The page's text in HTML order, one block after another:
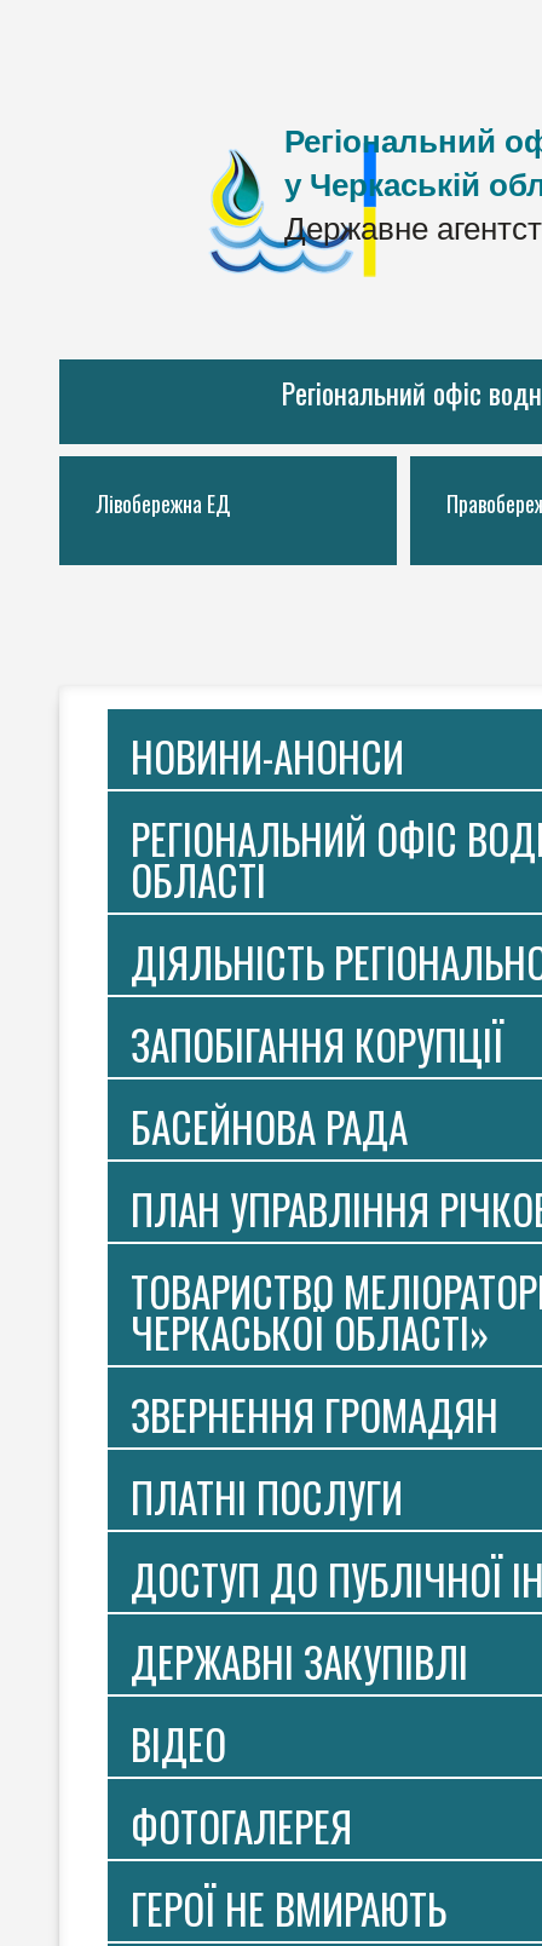
Регіональний
у Черкаській
Державне
Регіональний офіс
Лівобережна ЕД
НОВИНИ-АНОНСИ
РЕГІОНАЛЬНИЙ ОФІС
ОБЛАСТІ
ДІЯЛЬНІСТЬ
ЗАПОБІГАННЯ КОРУПЦІЇ
БАСЕЙНОВА РАДА
ПЛАН УПРАВЛІННЯ
ТОВАРИСТВО
ЧЕРКАСЬКОЇ ОБЛАСТІ»
ЗВЕРНЕННЯ ГРОМАДЯН
ПЛАТНI ПОСЛУГИ
ДОСТУП ДО ПУБЛІЧНОЇ
ДЕРЖАВНІ ЗАКУПІВЛІ
ВIДЕО
ФОТОГАЛЕРЕЯ
ГЕРОЇ НЕ ВМИРАЮТЬ